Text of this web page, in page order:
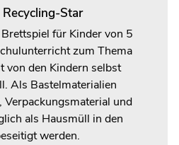
Star
für Kinder von 5
zum Thema
von den Kindern selbst
Als Bastelmaterialien
Verpackungsmaterial und
als Hausmüll in den
werden.